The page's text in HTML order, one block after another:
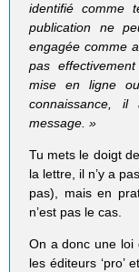
identifié comme
publication ne
engagée comme
pas
mise en ligne
connaissance,
message. »
Tu mets le doigt
la lettre, il n’y a
pas), mais en
n’est pas le cas.
On a donc une loi
les éditeurs ‘pro’